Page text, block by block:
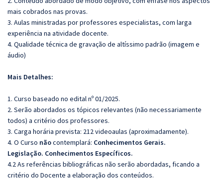
mais cobrados nas provas.
3. Aulas ministradas por professores especialistas, com larga
experiência na atividade docente.
4. Qualidade técnica de gravação de altíssimo padrão (imagem e
áudio)
Mais Detalhes:
1. Curso baseado no edital nº 01/2025.
2. Serão abordados os tópicos relevantes (não necessariamente
todos) a critério dos professores.
3. Carga horária prevista: 212 videoaulas (aproximadamente).
4. O Curso nãocontemplará: Conhecimentos Gerais.
Legislação. Conhecimentos Específicos.
4.2 As referências bibliográficas não serão abordadas, ficando a
critério do Docente a elaboração dos conteúdos.